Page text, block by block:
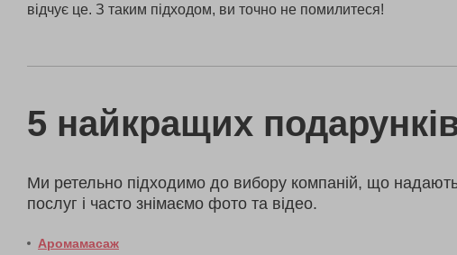
відчує це. З таким підходом, ви точно не помилитеся!
5 найкращих
Ми ретельно підходимо до вибору компаній, що
послуг і часто знімаємо фото та відео.
Аромамасаж